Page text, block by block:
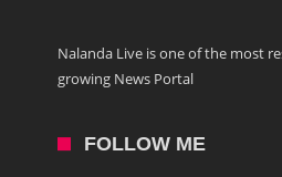
Nalanda Live is one of the most
growing News Portal
FOLLOW ME